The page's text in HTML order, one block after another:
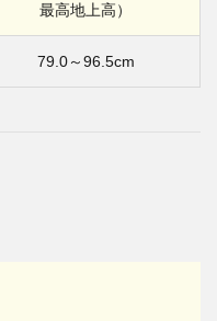
最高地上高）
79.0～96.5cm